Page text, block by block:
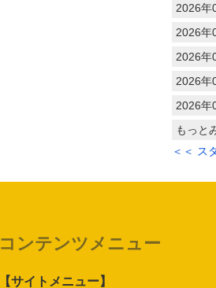
2026年
2026年
2026年
2026年
2026年
もっと
＜＜ ス
コンテンツメニュー
【サイトメニュー】